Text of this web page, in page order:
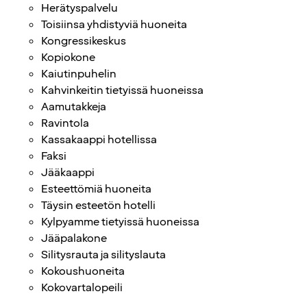
Herätyspalvelu
Toisiinsa yhdistyviä huoneita
Kongressikeskus
Kopiokone
Kaiutinpuhelin
Kahvinkeitin tietyissä huoneissa
Aamutakkeja
Ravintola
Kassakaappi hotellissa
Faksi
Jääkaappi
Esteettömiä huoneita
Täysin esteetön hotelli
Kylpyamme tietyissä huoneissa
Jääpalakone
Silitysrauta ja silityslauta
Kokoushuoneita
Kokovartalopeili